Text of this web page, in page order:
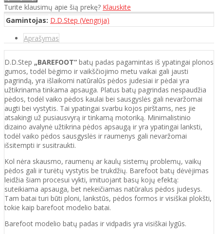
Turite klausimų apie šią prekę? Klauskite
Gamintojas: D.D.Step (Vengrija)
Aprašymas
D.D.Step „BAREFOOT“ batų padas pagamintas iš ypatingai plonos
gumos, todėl bėgimo ir vaikščiojimo metu vaikai gali jausti
pagrindą, yra išlaikomi natūralūs pėdos judesiai ir pėdai yra
užtikrinama tinkama apsauga. Platus batų pagrindas nespaudžia
pėdos, todėl vaiko pėdos kaulai bei sausgyslės gali nevaržomai
augti bei vystytis. Tai ypatingai svarbu kojos pirštams, nes jie
atsakingi už pusiausvyrą ir tinkamą motoriką. Minimalistinio
dizaino avalynė užtikrina pėdos apsaugą ir yra ypatingai lanksti,
todėl vaiko pėdos sausgyslės ir raumenys gali nevaržomai
išsitempti ir susitraukti.
Kol nėra skausmo, raumenų ar kaulų sistemų problemų, vaikų
pėdos gali ir turėtų vystytis be trukdžių. Barefoot batų dėvėjimas
leidžia šiam procesui vykti, imituojant basų kojų efektą:
suteikiama apsauga, bet nekeičiamas natūralus pėdos judesys.
Tam batai turi būti ploni, lankstūs, pėdos formos ir visiškai plokšti,
tokie kaip barefoot modelio batai.
Barefoot modelio batų padas ir vidpadis yra visiškai lygūs.